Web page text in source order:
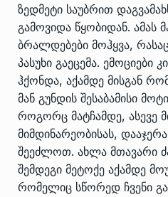
ზედმეტი საუბრით
გამოვიდა წყობიდან. ამას
ბრალდებები მოჰყვა, რასაც
პასუხი გაეცემა. ემოციები
ჰქონდა, აქამდე მისგან
მან გუნდის შესაბამისი
როგორც მატჩამდე, ასევე
მიმდინარეობისას,
შეეძლოთ. ახლა მთავარი
შემდეგი მეტოქე აქამდე
რომელიც სწორედ ჩვენი